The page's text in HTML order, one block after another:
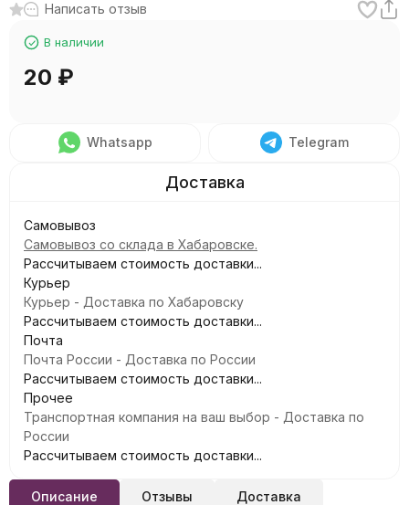
Написать отзыв
В наличии
20 ₽
Whatsapp Telegram
Самовывоз
Самовывоз со склада в Хабаровске.
Рассчитываем стоимость доставки...
Курьер
Курьер - Доставка по Хабаровску
Рассчитываем стоимость доставки...
Почта
Почта России - Доставка по России
Рассчитываем стоимость доставки...
Прочее
Транспортная компания на ваш выбор - Доставка по
России
Рассчитываем стоимость доставки...
Описание Отзывы Доставка